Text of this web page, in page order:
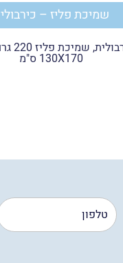
שמיכת פליז –
130X170 ס"מ